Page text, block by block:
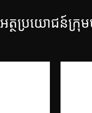
អត្ថប្រយោជន៍ក្រុ